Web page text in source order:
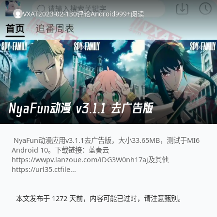
VXAT2023-02-130评论Android999+阅读
NyaFun动漫 v3.1.1 去广告版
NyaFun动漫应用v3.1.1去广告版，大小33.65MB，测试于MI6
Android 10。下载链接：蓝奏云
https://wwpv.lanzoue.com/iDG3W0nh17aj及其他
https://url35.ctfile...
本文发布于 1272 天前，内容可能已过时，请注意甄别。